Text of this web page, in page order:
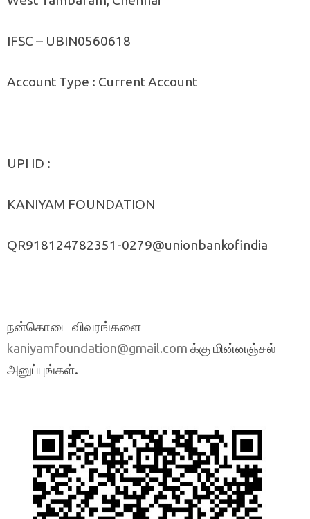
IFSC – UBIN0560618
Account Type : Current Account
UPI ID :
KANIYAM FOUNDATION
QR918124782351-0279@unionbankofindia
நன்கொடை விவரங்களை
kaniyamfoundation@gmail.com க்கு மின்னஞ்சல்
அனுப்புங்கள்.